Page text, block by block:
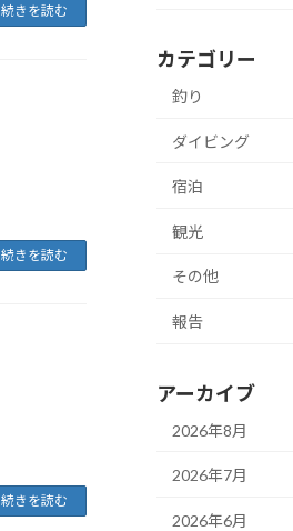
続きを読む
続きを読む
続きを読む
カテゴリー
釣り
ダイビング
宿泊
観光
その他
報告
アーカイブ
2026年8月
2026年7月
2026年6月